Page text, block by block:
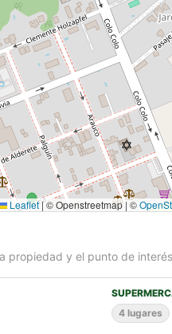
Leaflet|© Openstreetmap | ©
propiedad y el punto de
4 lugares